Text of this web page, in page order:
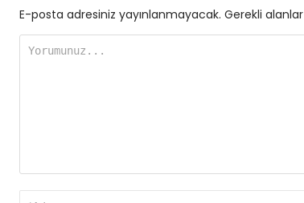
E-posta adresiniz yayınlanmayacak. Gerekli alanlar